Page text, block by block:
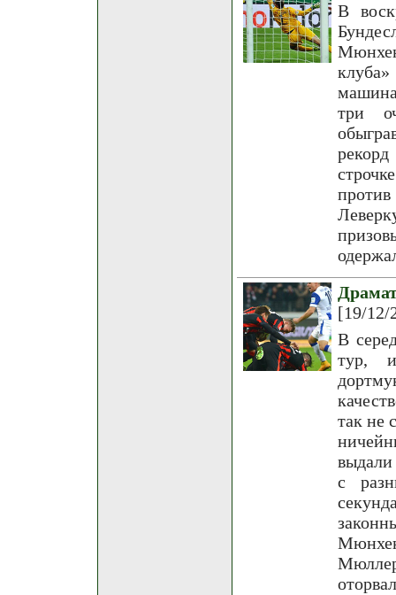
В
три
[19/12/
В
тур,
так не
с